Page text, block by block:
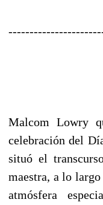
Malcom Lowry
celebración del
situó el
maestra, a lo
atmósfera